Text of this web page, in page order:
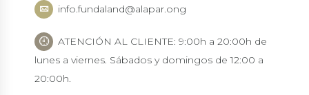
info.fundaland@alapar.ong
ATENCIÓN AL CLIENTE: 9:00h a 20:00h de
lunes a viernes. Sábados y domingos de 12:00 a
20:00h.